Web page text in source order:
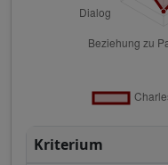
Kriterium